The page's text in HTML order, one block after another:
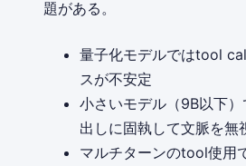
題がある。
量子化モデルではtool
スが不安定
小さいモデル（9B以下
出しに固執して文脈を無
マルチターンのtool使用